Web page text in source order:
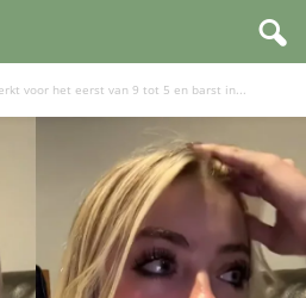
voor het eerst van 9 tot 5 en barst in...